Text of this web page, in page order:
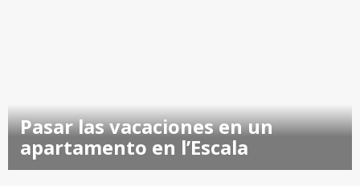
Pasar las vacaciones en un
apartamento en l’Escala